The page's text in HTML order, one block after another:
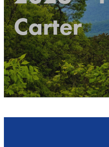
Carter